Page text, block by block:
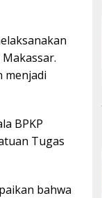
menjadi
BPKP
Tugas
bahwa